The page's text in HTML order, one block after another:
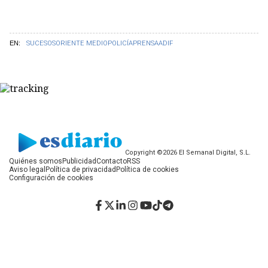
EN: SUCESOSORIENTE MEDIOPOLICÍAPRENSAADIF
Copyright ©2026 El Semanal Digital, S.L.
Quiénes somos PublicidadContactoRSS
Aviso legal Política de privacidad Política de cookies
Configuración de cookies
Facebook
Twitter
LinkedIn
Instagram
YouTube
TikTok
Telegram